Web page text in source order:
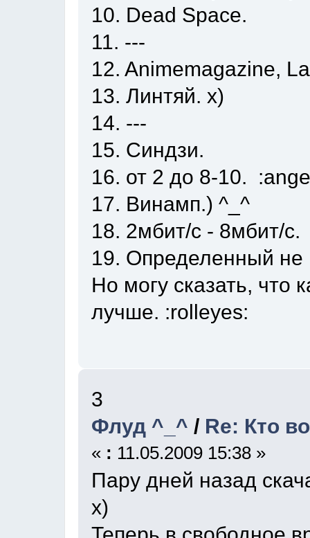
10. Dead Space.
11. ---
12. Animemagazine,
13. Линтяй. х)
14. ---
15. Синдзи.
16. от 2 до 8-10.
17. Винамп.) ^_^
18. 2мбит/с - 8мбит/с.
19. Определенный
Но могу сказать,
лучше. :rolleyes:
3
Флуд ^_^ / Re: Кто
« : 11.05.2009 15:38 »
Пару дней назад
х)